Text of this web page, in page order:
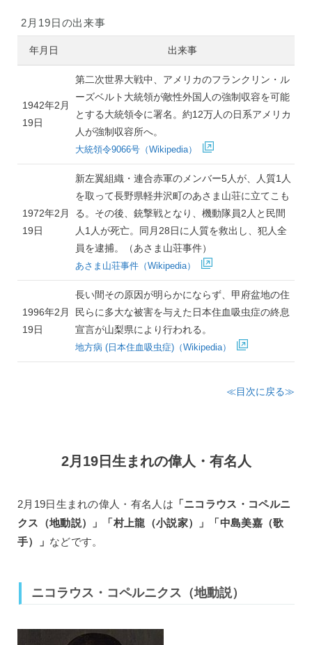
2月19日の出来事
年月日 出来事
1942年2月
19日
第二次世界大戦中、アメリカのフランクリン・ル
ーズベルト大統領が敵性外国人の強制収容を可能
とする大統領令に署名。約12万人の日系アメリカ
人が強制収容所へ。
大統領令9066号（Wikipedia）
1972年2月
19日
新左翼組織・連合赤軍のメンバー5人が、人質1人
を取って長野県軽井沢町のあさま山荘に立てこも
る。その後、銃撃戦となり、機動隊員2人と民間
人1人が死亡。同月28日に人質を救出し、犯人全
員を逮捕。（あさま山荘事件）
あさま山荘事件（Wikipedia）
1996年2月
19日
長い間その原因が明らかにならず、甲府盆地の住
民らに多大な被害を与えた日本住血吸虫症の終息
宣言が山梨県により行われる。
地方病 (日本住血吸虫症)（Wikipedia）
≪目次に戻る≫
2月19日生まれの偉人・有名人
2月19日生まれの偉人・有名人は 「ニコラウス・コペルニ
クス（地動説）」「村上龍（小説家）」「中島美嘉（歌
手）」 などです。
ニコラウス・コペルニクス（地動説）